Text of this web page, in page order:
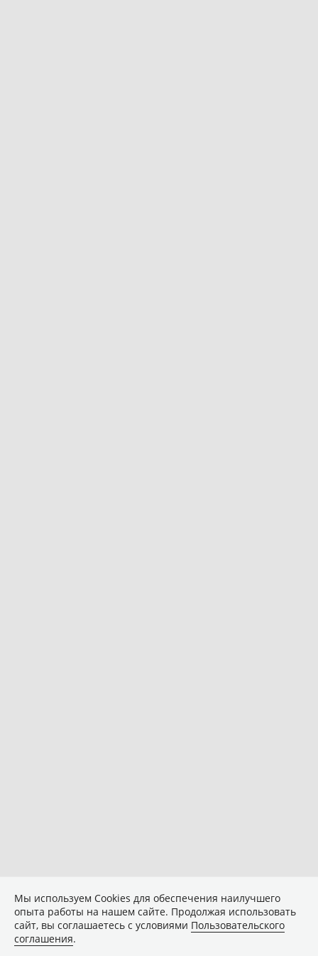
Мы используем Сookies для обеспечения наилучшего
опыта работы на нашем сайте. Продолжая использовать
сайт, вы соглашаетесь с условиями Пользовательского
соглашения.